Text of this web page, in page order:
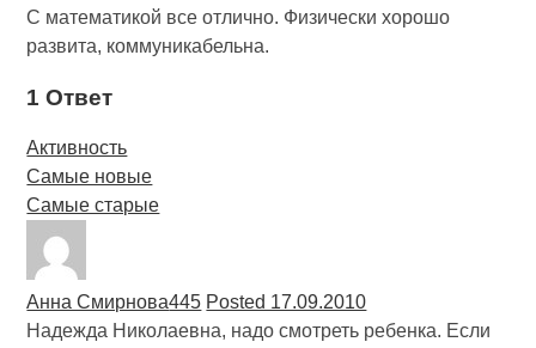
С математикой все отлично. Физически хорошо
развита, коммуникабельна.
1 Ответ
Активность
Самые новые
Самые старые
Анна Смирнова445 Posted 17.09.2010
Надежда Николаевна, надо смотреть ребенка. Если